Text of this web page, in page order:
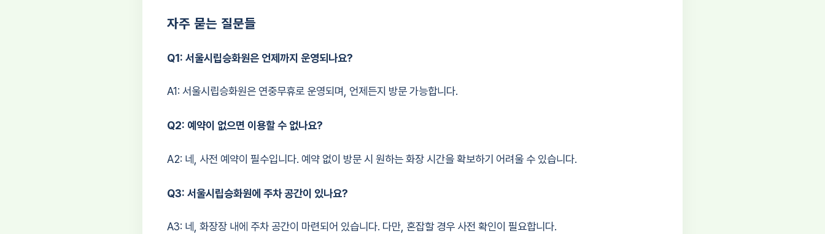
자주 묻는 질문들
Q1: 서울시립승화원은 언제까지 운영되나요?
A1: 서울시립승화원은 연중무휴로 운영되며, 언제든지 방문 가능합니다.
Q2: 예약이 없으면 이용할 수 없나요?
A2: 네, 사전 예약이 필수입니다. 예약 없이 방문 시 원하는 화장 시간을 확보하기 어려울 수 있습니다.
Q3: 서울시립승화원에 주차 공간이 있나요?
A3: 네, 화장장 내에 주차 공간이 마련되어 있습니다. 다만, 혼잡할 경우 사전 확인이 필요합니다.